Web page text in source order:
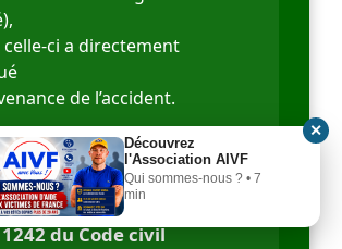
ci a directement
de l’accident.
DU FAIT DES CHOSES
du Code civil
Découvrez
l'Association AIVF
Qui sommes-nous ? • 7
min
✕